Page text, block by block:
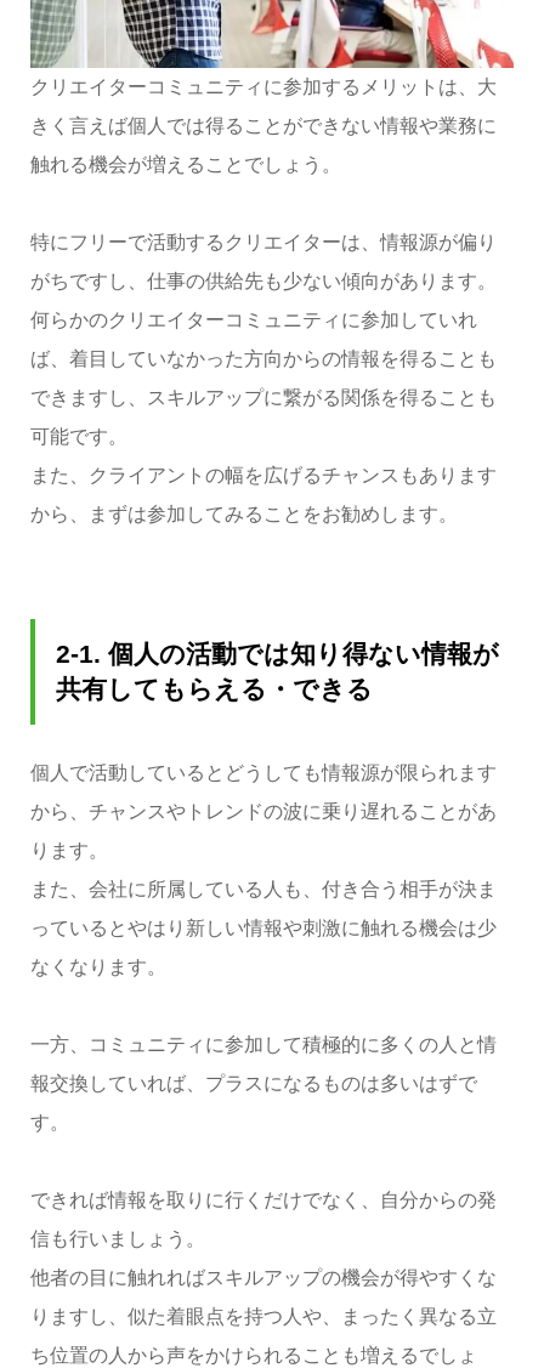
クリエイターコミュニティに参加するメリットは、大
きく言えば個人では得ることができない情報や業務に
触れる機会が増えることでしょう。
特にフリーで活動するクリエイターは、情報源が偏り
がちですし、仕事の供給先も少ない傾向があります。
何らかのクリエイターコミュニティに参加していれ
ば、着目していなかった方向からの情報を得ることも
できますし、スキルアップに繋がる関係を得ることも
可能です。
また、クライアントの幅を広げるチャンスもあります
から、まずは参加してみることをお勧めします。
2-1. 個人の活動では知り得ない情報が
共有してもらえる・できる
個人で活動しているとどうしても情報源が限られます
から、チャンスやトレンドの波に乗り遅れることがあ
ります。
また、会社に所属している人も、付き合う相手が決ま
っているとやはり新しい情報や刺激に触れる機会は少
なくなります。
一方、コミュニティに参加して積極的に多くの人と情
報交換していれば、プラスになるものは多いはずで
す。
できれば情報を取りに行くだけでなく、自分からの発
信も行いましょう。
他者の目に触れればスキルアップの機会が得やすくな
りますし、似た着眼点を持つ人や、まったく異なる立
ち位置の人から声をかけられることも増えるでしょ